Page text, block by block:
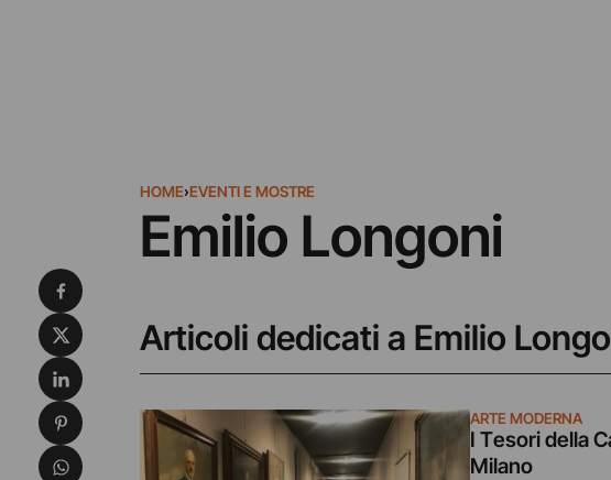
HOME›EVENTI E MOSTRE
Emilio Longoni
Articoli dedicati a Emilio
ARTE MODERNA
I Tesori della
Milano
Condividi su Facebook
Condividi su X
Condividi su LinkedIn
Condividi su Pinterest
Condividi su WhatsApp